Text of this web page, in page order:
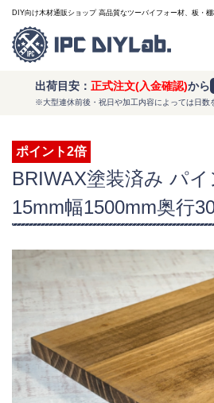
DIY向け木材通販ショップ 高品質なツーバイフォー材、板・
出荷目安： 正式注文(入金確認)から
※大型連休前後・祝日や加工内容によっては日数
ポイント2倍
BRIWAX塗装済み パ
15mm幅1500mm奥行